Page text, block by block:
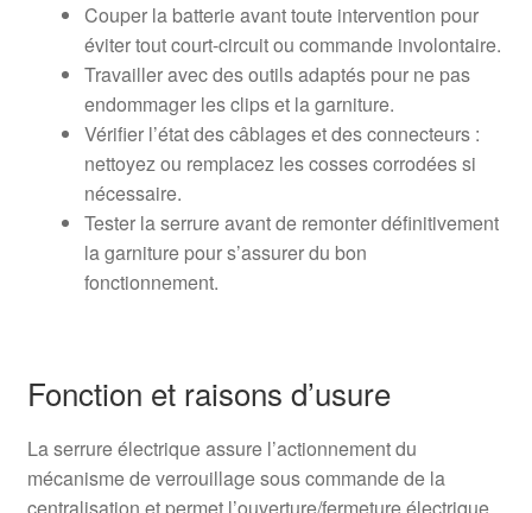
Couper la batterie avant toute intervention pour
éviter tout court-circuit ou commande involontaire.
Travailler avec des outils adaptés pour ne pas
endommager les clips et la garniture.
Vérifier l’état des câblages et des connecteurs :
nettoyez ou remplacez les cosses corrodées si
nécessaire.
Tester la serrure avant de remonter définitivement
la garniture pour s’assurer du bon
fonctionnement.
Fonction et raisons d’usure
La serrure électrique assure l’actionnement du
mécanisme de verrouillage sous commande de la
centralisation et permet l’ouverture/fermeture électrique